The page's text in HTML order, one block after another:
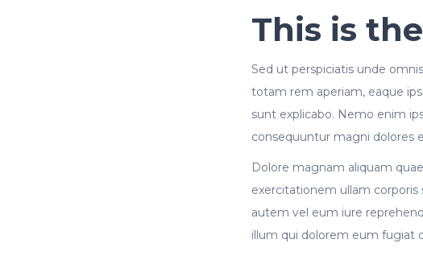
This is
Sed ut perspiciatis unde
totam rem aperiam, eaque
sunt explicabo. Nemo enim
consequuntur magni dolores
Dolore magnam aliquam
exercitationem ullam corporis
autem vel eum iure
illum qui dolorem eum fugiat